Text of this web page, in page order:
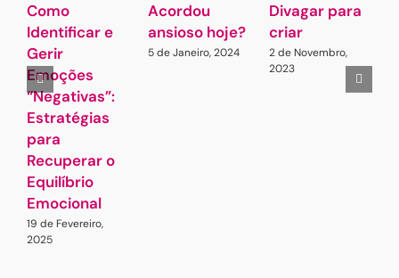
Como
Identificar e
Gerir
Emoções
“Negativas”:
Estratégias
para
Recuperar o
Equilíbrio
Emocional
19 de Fevereiro,
2025
Acordou
ansioso hoje?
5 de Janeiro, 2024
Divagar para
criar
2 de Novembro,
2023